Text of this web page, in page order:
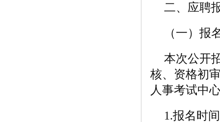
二、应聘
（一）报
本次公开
核、资格初
人事考试中
1.报名时